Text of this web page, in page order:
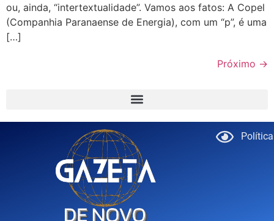
ou, ainda, “intertextualidade”. Vamos aos fatos: A Copel
(Companhia Paranaense de Energia), com um “p”, é uma
[…]
Próximo →